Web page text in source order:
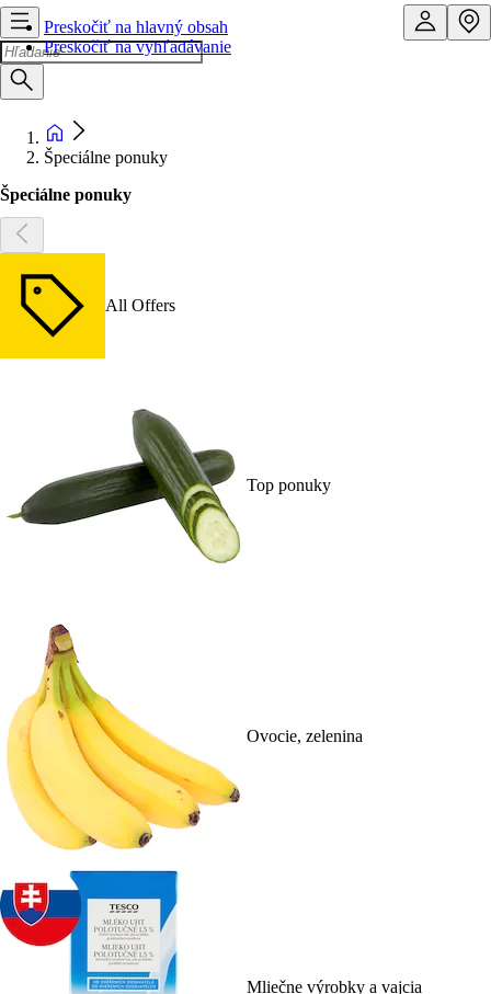
Preskočiť na hlavný obsah
Preskočiť na vyhľadávanie
Špeciálne ponuky
Špeciálne ponuky
All Offers
Top ponuky
Ovocie, zelenina
Mliečne výrobky a vajcia